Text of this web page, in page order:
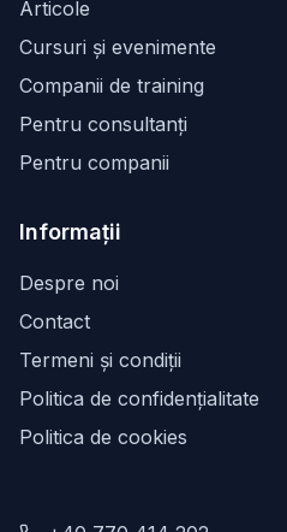
Articole
Cursuri și evenimente
Companii de training
Pentru consultanți
Pentru companii
Informații
Despre noi
Contact
Termeni și condiții
Politica de confidențialitate
Politica de cookies